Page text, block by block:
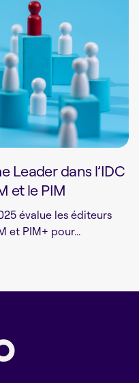
Leader dans l’IDC
et le PIM
évalue les éditeurs
et PIM+ pour...